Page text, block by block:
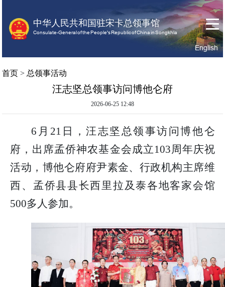
中华人民共和国驻宋卡总领事馆
Consulate-General of the People's Republic of China in Songkhla
我
English
首页 > 总领事活动
汪志坚总领事访问博他仑府
2026-06-25 12:48
6月21日，汪志坚总领事访问博他仑
府，出席孟侨神农基金会成立103周年庆祝
活动，博他仑府府尹素金、行政机构主席维
西、孟侨县县长西里拉及泰各地客家会馆
500多人参加。